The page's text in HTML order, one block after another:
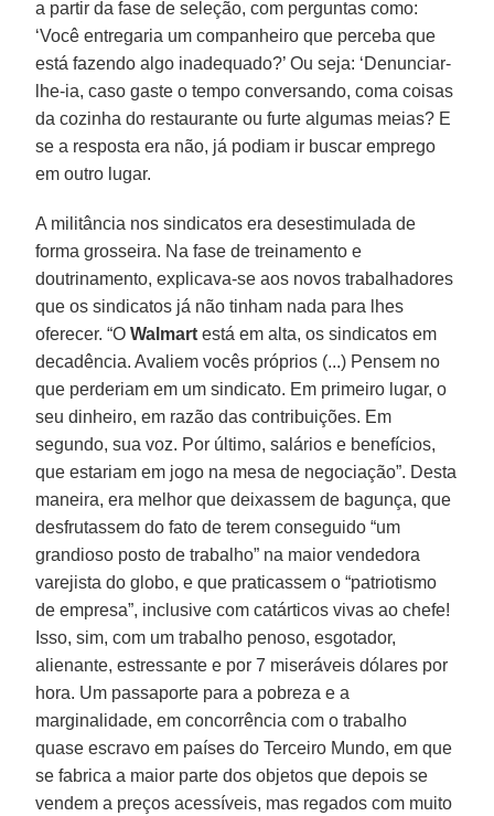
a partir da fase de seleção, com perguntas como:
‘Você entregaria um companheiro que perceba que
está fazendo algo inadequado?’ Ou seja: ‘Denunciar-
lhe-ia, caso gaste o tempo conversando, coma coisas
da cozinha do restaurante ou furte algumas meias? E
se a resposta era não, já podiam ir buscar emprego
em outro lugar.
A militância nos sindicatos era desestimulada de
forma grosseira. Na fase de treinamento e
doutrinamento, explicava-se aos novos trabalhadores
que os sindicatos já não tinham nada para lhes
oferecer. “OWalmart está em alta, os sindicatos em
decadência. Avaliem vocês próprios (...) Pensem no
que perderiam em um sindicato. Em primeiro lugar, o
seu dinheiro, em razão das contribuições. Em
segundo, sua voz. Por último, salários e benefícios,
que estariam em jogo na mesa de negociação”. Desta
maneira, era melhor que deixassem de bagunça, que
desfrutassem do fato de terem conseguido “um
grandioso posto de trabalho” na maior vendedora
varejista do globo, e que praticassem o “patriotismo
de empresa”, inclusive com catárticos vivas ao chefe!
Isso, sim, com um trabalho penoso, esgotador,
alienante, estressante e por 7 miseráveis dólares por
hora. Um passaporte para a pobreza e a
marginalidade, em concorrência com o trabalho
quase escravo em países do Terceiro Mundo, em que
se fabrica a maior parte dos objetos que depois se
vendem a preços acessíveis, mas regados com muito